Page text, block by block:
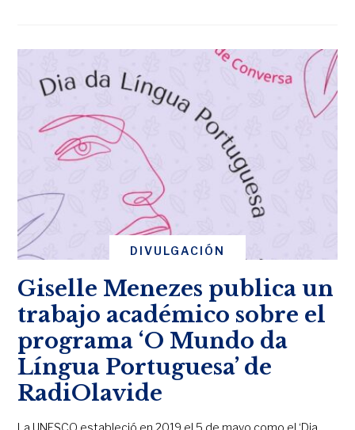
DIVULGACIÓN
Giselle Menezes publica un
trabajo académico sobre el
programa ‘O Mundo da
Língua Portuguesa’ de
RadiOlavide
La UNESCO estableció en 2019 el 5 de mayo como el ‘Dia